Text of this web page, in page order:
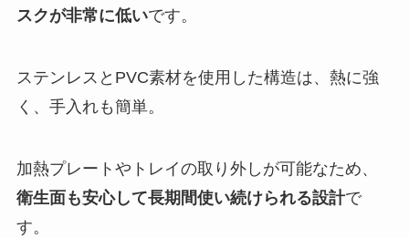
スクが非常に低いです。
ステンレスとPVC素材を使用した構造は、熱に強
く、手入れも簡単。
加熱プレートやトレイの取り外しが可能なため、
衛生面も安心して長期間使い続けられる設計で
す。